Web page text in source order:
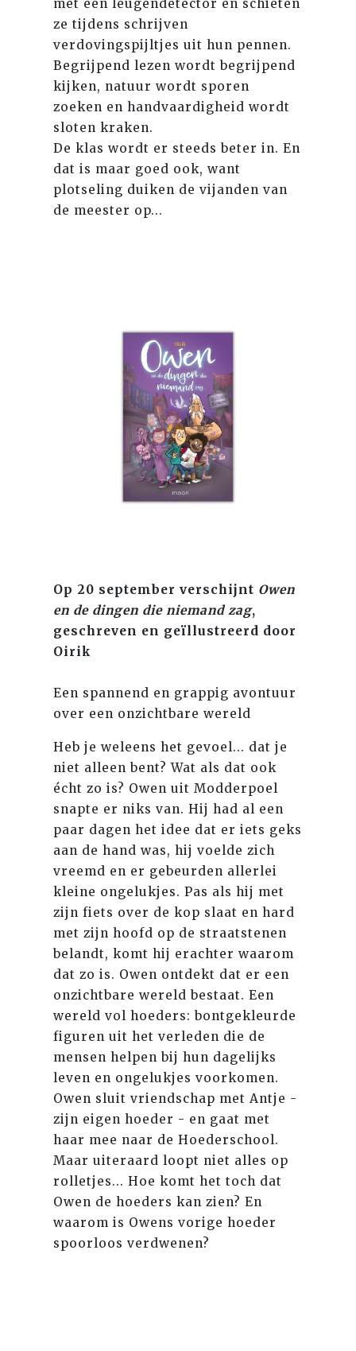
met een leugendetector en schieten
ze tijdens schrijven
verdovingspijltjes uit hun pennen.
Begrijpend lezen wordt begrijpend
kijken, natuur wordt sporen
zoeken en handvaardigheid wordt
sloten kraken.
De klas wordt er steeds beter in. En
dat is maar goed ook, want
plotseling duiken de vijanden van
de meester op...
Op 20 september verschijnt Owen
en de dingen die niemand zag,
geschreven en geïllustreerd door
Oirik
Een spannend en grappig avontuur
over een onzichtbare wereld
Heb je weleens het gevoel... dat je
niet alleen bent? Wat als dat ook
écht zo is? Owen uit Modderpoel
snapte er niks van. Hij had al een
paar dagen het idee dat er iets geks
aan de hand was, hij voelde zich
vreemd en er gebeurden allerlei
kleine ongelukjes. Pas als hij met
zijn fiets over de kop slaat en hard
met zijn hoofd op de straatstenen
belandt, komt hij erachter waarom
dat zo is. Owen ontdekt dat er een
onzichtbare wereld bestaat. Een
wereld vol hoeders: bontgekleurde
figuren uit het verleden die de
mensen helpen bij hun dagelijks
leven en ongelukjes voorkomen.
Owen sluit vriendschap met Antje -
zijn eigen hoeder - en gaat met
haar mee naar de Hoederschool.
Maar uiteraard loopt niet alles op
rolletjes... Hoe komt het toch dat
Owen de hoeders kan zien? En
waarom is Owens vorige hoeder
spoorloos verdwenen?